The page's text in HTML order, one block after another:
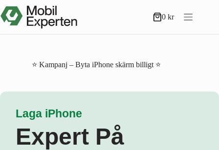
till
innehåll
Varukorg
0kr
⭐ Kampanj – Byta iPhone skärm billigt ⭐
Laga iPhone
Expert På